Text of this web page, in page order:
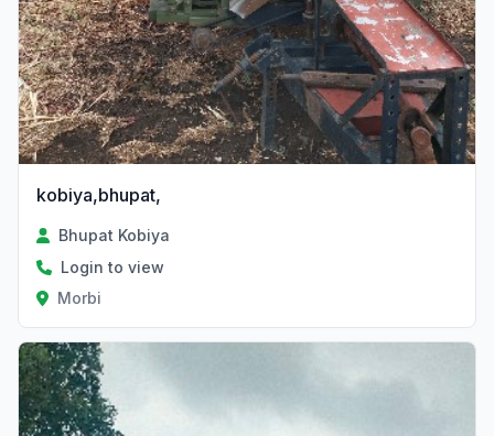
kobiya,bhupat,
Bhupat Kobiya
Login to view
Morbi